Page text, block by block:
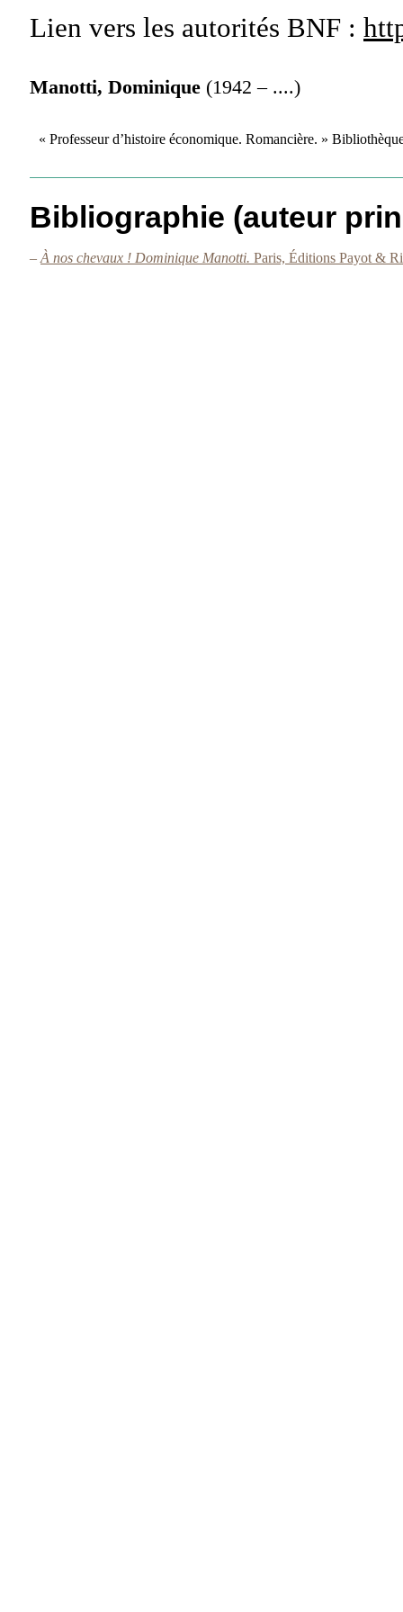
Lien vers les autorités BNF :
Manotti, Dominique (1942 – ....)
« Professeur d’histoire économique. Romancière. »
Bibliographie (auteur
– À nos chevaux ! Dominique Manotti. Paris, Éditions Payot &